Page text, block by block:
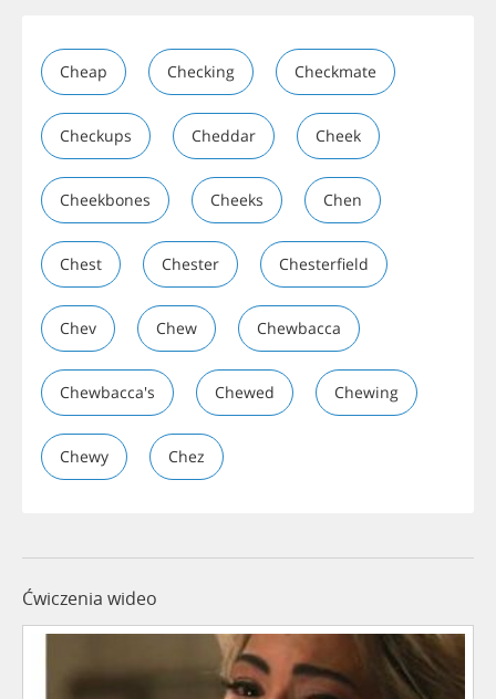
Cheap Checking Checkmate
Checkups Cheddar Cheek
Cheekbones Cheeks Chen
Chest Chester Chesterfield
Chev Chew Chewbacca
Chewbacca's Chewed Chewing
Chewy Chez
Ćwiczenia wideo